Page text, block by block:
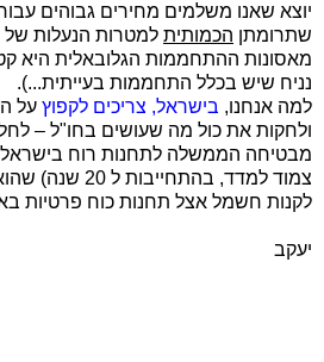
יוצא שאנו משלמים מחירים גבוהים
שתרומתן הכמותית למטרות הנעלות של
מאסונות ההתחממות הגלובאלית היא
נניח שיש בכלל התחממות בעייתית...).
למה אנחנו, בישראל, צריכים לקפוץ על
ולחקות את כול מה שעושים בחו"ל –
לקנות חשמל אצל תחנות כוח פרטיות
יעקב